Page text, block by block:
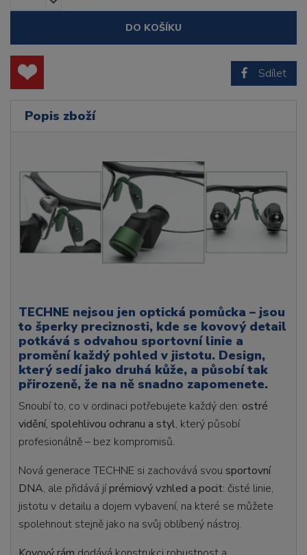
DO KOŠÍKU
Sdílet
Popis zboží
TECHNE nejsou jen optická pomůcka – jsou
to šperky preciznosti, kde se kovový detail
potkává s odvahou sportovní linie a
promění každý pohled v jistotu. Design,
který sedí jako druhá kůže, a působí tak
přirozeně, že na ně snadno zapomenete.
Snoubí to, co v ordinaci potřebujete každý den: ostré
vidění, spolehlivou ochranu a styl, který působí
profesionálně – bez kompromisů.
Nová generace TECHNE si zachovává svousportovní
DNA, ale přidává jíprémiový vzhled a pocit: čisté linie,
jistotu v detailu a dojem vybavení, na které se můžete
spolehnout stejně jako na svůj oblíbený nástroj.